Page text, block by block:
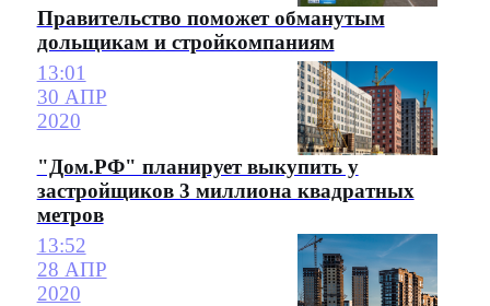
Правительство поможет обманутым
дольщикам и стройкомпаниям
13:01
30 АПР
2020
"Дом.РФ" планирует выкупить у
застройщиков 3 миллиона квадратных
метров
13:52
28 АПР
2020